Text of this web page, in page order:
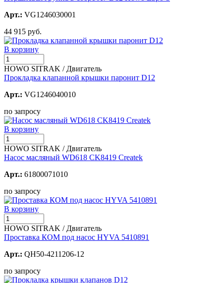
Арт.: VG1246030001
44 915 руб.
В корзину
HOWO SITRAK / Двигатель
Прокладка клапанной крышки паронит D12
Арт.: VG1246040010
по запросу
В корзину
HOWO SITRAK / Двигатель
Насос масляный WD618 CK8419 Createk
Арт.: 61800071010
по запросу
В корзину
HOWO SITRAK / Двигатель
Проставка КОМ под насос HYVA 5410891
Арт.: QH50-4211206-12
по запросу